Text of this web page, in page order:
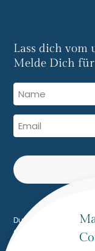
Lass dich vom
Melde Dich für
Du erhältst den The
dich jederzeit mit